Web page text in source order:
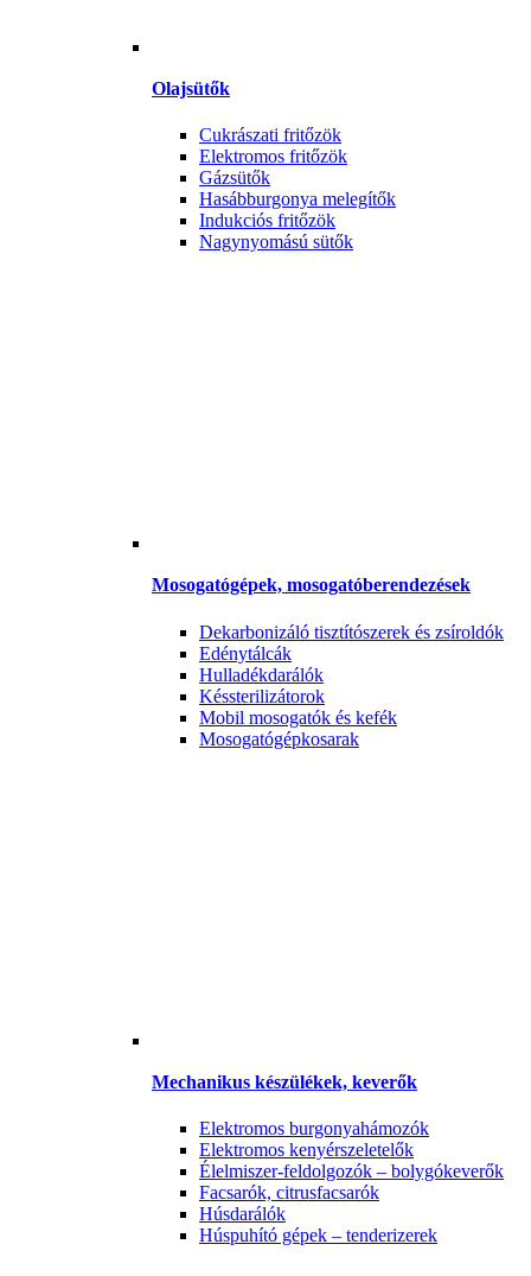
Olajsütők
Cukrászati fritőzök
Elektromos fritőzök
Gázsütők
Hasábburgonya melegítők
Indukciós fritőzök
Nagynyomású sütők
Mosogatógépek, mosogatóberendezések
Dekarbonizáló tisztítószerek és zsíroldók
Edénytálcák
Hulladékdarálók
Késsterilizátorok
Mobil mosogatók és kefék
Mosogatógépkosarak
Mechanikus készülékek, keverők
Elektromos burgonyahámozók
Elektromos kenyérszeletelők
Élelmiszer-feldolgozók – bolygókeverők
Facsarók, citrusfacsarók
Húsdarálók
Húspuhító gépek – tenderizerek